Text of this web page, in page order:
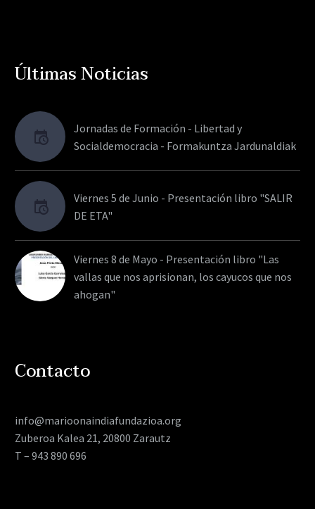
Últimas Noticias
Jornadas de Formación - Libertad y
Socialdemocracia - Formakuntza Jardunaldiak
Viernes 5 de Junio - Presentación libro "SALIR
DE ETA"
Viernes 8 de Mayo - Presentación libro "Las
vallas que nos aprisionan, los cayucos que nos
ahogan"
Contacto
info@marioonaindiafundazioa.org
Zuberoa Kalea 21, 20800 Zarautz
T – 943 890 696